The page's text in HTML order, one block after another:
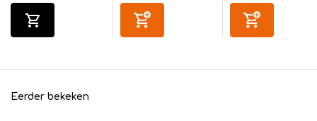
Eerder bekeken